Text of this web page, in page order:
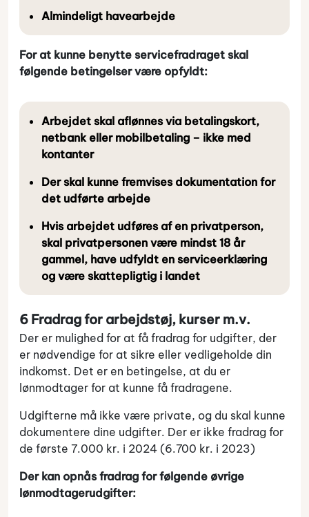
Almindeligt havearbejde
For at kunne benytte servicefradraget skal
følgende betingelser være opfyldt:
Arbejdet skal aflønnes via betalingskort,
netbank eller mobilbetaling – ikke med
kontanter
Der skal kunne fremvises dokumentation for
det udførte arbejde
Hvis arbejdet udføres af en privatperson,
skal privatpersonen være mindst 18 år
gammel, have udfyldt en serviceerklæring
og være skattepligtig i landet
6 Fradrag for arbejdstøj, kurser m.v.
Der er mulighed for at få fradrag for udgifter, der
er nødvendige for at sikre eller vedligeholde din
indkomst. Det er en betingelse, at du er
lønmodtager for at kunne få fradragene.
Udgifterne må ikke være private, og du skal kunne
dokumentere dine udgifter. Der er ikke fradrag for
de første 7.000 kr. i 2024 (6.700 kr. i 2023)
Der kan opnås fradrag for følgende øvrige
lønmodtagerudgifter: